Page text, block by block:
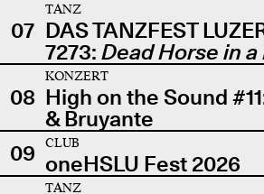
07
TANZ
DAS TANZFEST
7273: Dead Horse in
08
KONZERT
High on the Sound
& Bruyante
09
CLUB
oneHSLU Fest 2026
TANZ